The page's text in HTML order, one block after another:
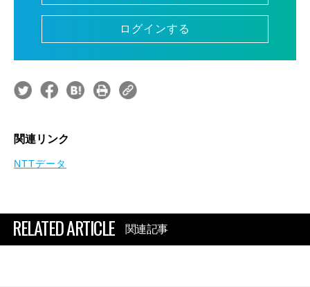
ログインする
関連リンク
NTTデータ
RELATED ARTICLE 関連記事